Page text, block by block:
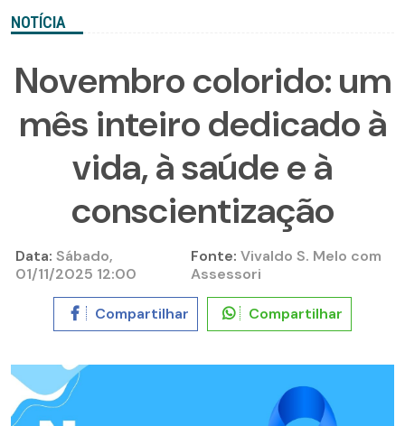
NOTÍCIA
Novembro colorido: um
mês inteiro dedicado à
vida, à saúde e à
conscientização
Data: Sábado,
01/11/2025 12:00
Fonte: Vivaldo S. Melo com
Assessori
Compartilhar Compartilhar